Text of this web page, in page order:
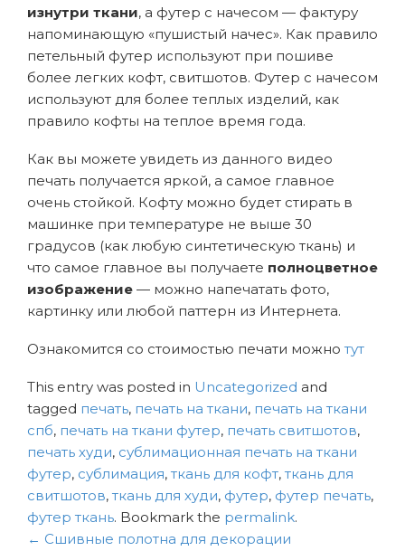
изнутри ткани, а футер с начесом — фактуру
напоминающую «пушистый начес». Как правило
петельный футер используют при пошиве
более легких кофт, свитшотов. Футер с начесом
используют для более теплых изделий, как
правило кофты на теплое время года.
Как вы можете увидеть из данного видео
печать получается яркой, а самое главное
очень стойкой. Кофту можно будет стирать в
машинке при температуре не выше 30
градусов (как любую синтетическую ткань) и
что самое главное вы получаете полноцветное
изображение — можно напечатать фото,
картинку или любой паттерн из Интернета.
Ознакомится со стоимостью печати можно тут
This entry was posted in Uncategorized and
tagged печать, печать на ткани, печать на ткани
спб, печать на ткани футер, печать свитшотов,
печать худи, сублимационная печать на ткани
футер, сублимация, ткань для кофт, ткань для
свитшотов, ткань для худи, футер, футер печать,
футер ткань. Bookmark the permalink.
Навигация
← Сшивные полотна для декорации